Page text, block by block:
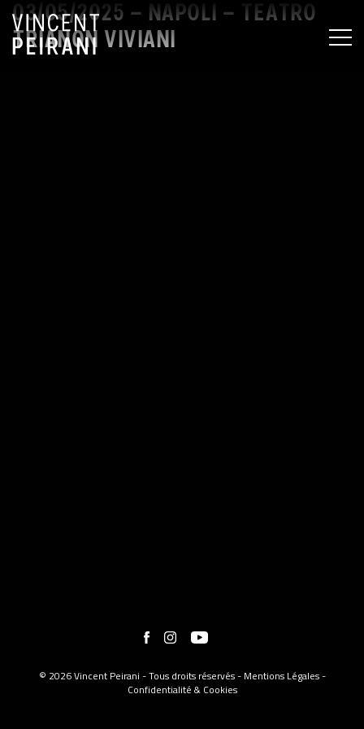
03/05/2025 – NAPOLI – TEATRO
TRIANON VIVIANI
© 2026 Vincent Peirani - Tous droits réservés - Mentions Légales-
Confidentialité & Cookies